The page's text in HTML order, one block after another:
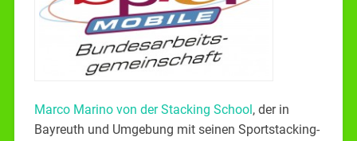
Marco Marino von der Stacking School, der in
Bayreuth und Umgebung mit seinen Sportstacking-